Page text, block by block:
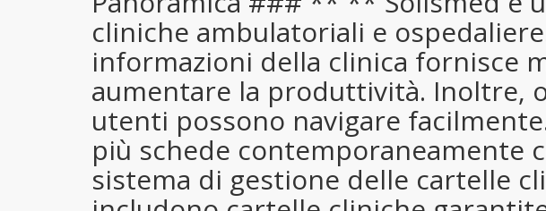
cliniche ambulatoriali e
informazioni della clinica fornisce
aumentare la produttività. Inoltre,
utenti possono navigare
più schede contemporaneamente
sistema di gestione delle cartelle